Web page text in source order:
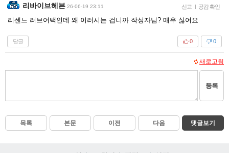
리바이브헤븐 26-06-19 23:11 신고 | 공감 확인
리센느 러브어택인데 왜 이러시는 겁니까 작성자님? 매우 싫어요
답글 0
0
새로고침
등록
목록 본문 이전 다음 댓글보기